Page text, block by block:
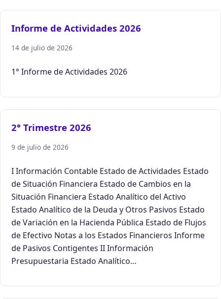
Informe de Actividades 2026
14 de julio de 2026
1° Informe de Actividades 2026
2° Trimestre 2026
9 de julio de 2026
I Información Contable Estado de Actividades Estado
de Situación Financiera Estado de Cambios en la
Situación Financiera Estado Analítico del Activo
Estado Analítico de la Deuda y Otros Pasivos Estado
de Variación en la Hacienda Pública Estado de Flujos
de Efectivo Notas a los Estados Financieros Informe
de Pasivos Contigentes II Información
Presupuestaria Estado Analítico…